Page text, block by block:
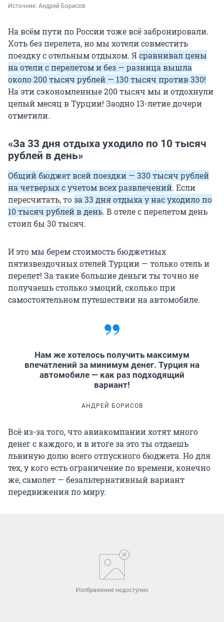
Источник: Андрей Борисов
На всём пути по России тоже всё забронировали.
Хоть без перелета, но мы хотели совместить
поездку с отельным отдыхом. Ясравнивал цены
на отели с перелетом и без — разница вышла
около 200 тысяч рублей — 130 тысяч против 330!
На эти сэкономленные 200 тысяч мы и отдохнули
целый месяц в Турции! Заодно 13-летие дочери
отметили.
«За 33 дня отдыха уходило по 10 тысяч
рублей в день»
Общий бюджет всей поездки — 330 тысяч рублей
на четверых с учетом всех развлечений. Если
пересчитать, тоза 33 дня отдыха у нас уходило по
10 тысяч рублей в день. В отеле с перелетом день
стоил бы 30 тысяч.
И это мы берем стоимость бюджетных
пятизвездочных отелей Турции — только отель и
перелет! За такие большие деньги ты точно не
получаешь столько эмоций, сколько при
самостоятельном путешествии на автомобиле.
Нам же хотелось получить максимум
впечатлений за минимум денег. Турция на
автомобиле — как раз подходящий
вариант!
АНДРЕЙ БОРИСОВ
Всё из-за того, что авиакомпании хотят много
денег с каждого, и в итоге за это ты отдаешь
львиную долю всего отпускного бюджета. Но для
тех, у кого есть ограничение по времени, конечно
же, самолет — безальтернативный вариант
передвижения по миру.